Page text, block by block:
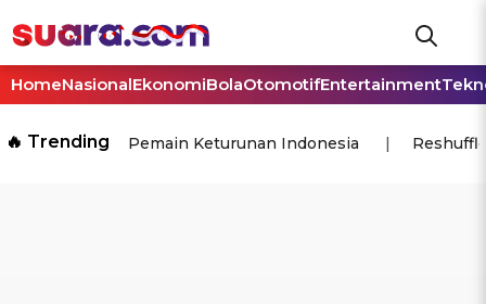
HomeNasionalEkonomiBolaOtomotifEntertainment
🔥 Trending Pemain Keturunan Indonesia